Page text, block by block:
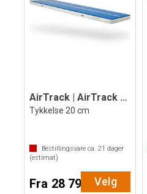
AirTrack | AirTrack P2
Tykkelse 20 cm
Bestillingsvare ca. 21 dager
(estimat)
Fra 28 799,-Velg